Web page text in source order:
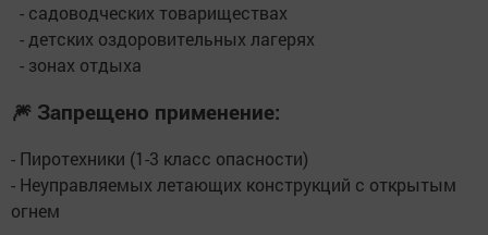
- садоводческих товариществах
- детских оздоровительных лагерях
- зонах отдыха
🎆 Запрещено применение:
- Пиротехники (1-3 класс опасности)
- Неуправляемых летающих конструкций с открытым
огнем